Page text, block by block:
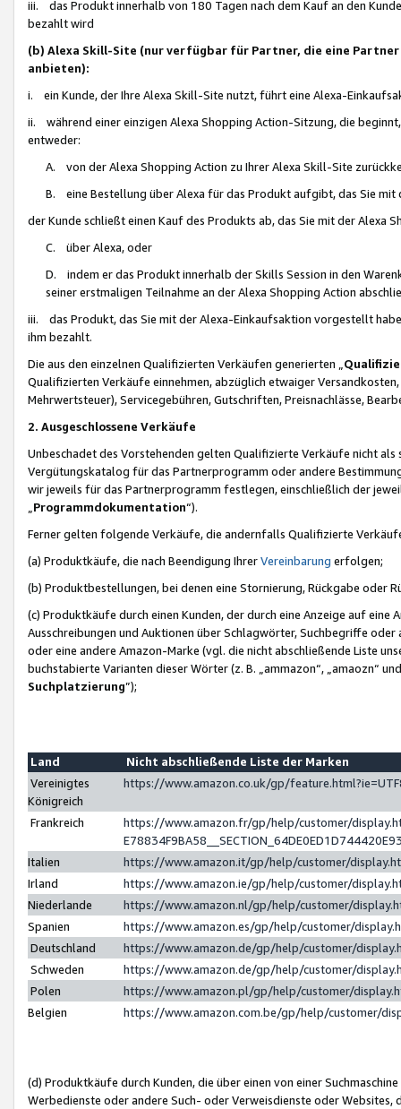
iii. das Produkt innerhalb von 180 Tagen nach dem Kauf an den
bezahlt wird
(b) Alexa Skill-Site (nur verfügbar für Partner, die eine
anbieten):
i. ein Kunde, der Ihre Alexa Skill-Site nutzt, führt eine Alexa-
ii. während einer einzigen Alexa Shopping Action-Sitzung, die
entweder:
A. von der Alexa Shopping Action zu Ihrer Alexa Skill-Site
B. eine Bestellung über Alexa für das Produkt aufgibt, das Sie mit
der Kunde schließt einen Kauf des Produkts ab, das Sie mit der Alexa
C. über Alexa, oder
D. indem er das Produkt innerhalb der Skills Session in den
seiner erstmaligen Teilnahme an der Alexa Shopping Action
iii. das Produkt, das Sie mit der Alexa-Einkaufsaktion vorgestellt
ihm bezahlt.
Die aus den einzelnen Qualifizierten Verkäufen generierten „
Qualifizierten Verkäufe einnehmen, abzüglich etwaiger
Mehrwertsteuer), Servicegebühren, Gutschriften, Preisnachlässe,
2. Ausgeschlossene Verkäufe
Unbeschadet des Vorstehenden gelten Qualifizierte Verkäufe nicht
Vergütungskatalog für das Partnerprogramm oder andere
wir jeweils für das Partnerprogramm festlegen, einschließlich der
Programmdokumentation“).
Ferner gelten folgende Verkäufe, die andernfalls Qualifizierte
(a) Produktkäufe, die nach Beendigung IhrerVereinbarung erfolgen;
(b) Produktbestellungen, bei denen eine Stornierung, Rückgabe oder
(c) Produktkäufe durch einen Kunden, der durch eine Anzeige auf
Ausschreibungen und Auktionen über Schlagwörter, Suchbegriffe
oder eine andere Amazon-Marke (vgl. die nicht abschließende Liste
buchstabierte Varianten dieser Wörter (z. B. „ammazon“, „amaozn“
Suchplatzierung”);
Land
Nicht abschließende Liste der Marken
Vereinigtes
Königreich
https://www.amazon.co.uk/gp/
Frankreich
https://www.amazon.fr/gp/help/customer/
Italien
https://www.amazon.it/gp/help/customer/
Irland
https://www.amazon.ie/gp/help/customer/
Niederlande
https://www.amazon.nl/gp/help/customer/
Spanien
https://www.amazon.es/gp/help/customer/
Deutschland
https://www.amazon.de/gp/help/customer/
Schweden
https://www.amazon.de/gp/help/customer/
Polen
https://www.amazon.pl/gp/help/customer/
Belgien
https://www.amazon.com.be/gp/help/customer/
(d) Produktkäufe durch Kunden, die über einen von einer
Werbedienste oder andere Such- oder Verweisdienste oder Websites,